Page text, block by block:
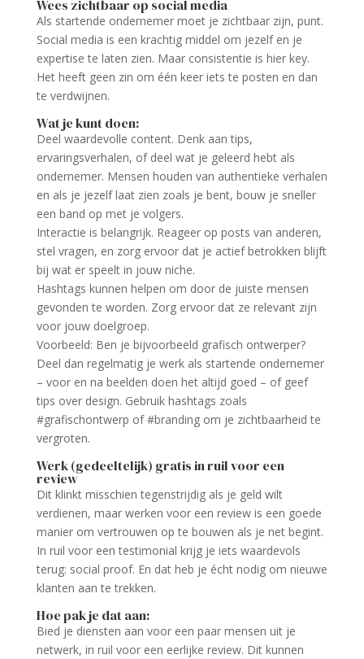
Wees zichtbaar op social media
Als startende ondernemer moet je zichtbaar zijn, punt.
Social media is een krachtig middel om jezelf en je
expertise te laten zien. Maar consistentie is hier key.
Het heeft geen zin om één keer iets te posten en dan
te verdwijnen.
Wat je kunt doen:
Deel waardevolle content. Denk aan tips,
ervaringsverhalen, of deel wat je geleerd hebt als
ondernemer. Mensen houden van authentieke verhalen
en als je jezelf laat zien zoals je bent, bouw je sneller
een band op met je volgers.
Interactie is belangrijk. Reageer op posts van anderen,
stel vragen, en zorg ervoor dat je actief betrokken blijft
bij wat er speelt in jouw niche.
Hashtags kunnen helpen om door de juiste mensen
gevonden te worden. Zorg ervoor dat ze relevant zijn
voor jouw doelgroep.
Voorbeeld: Ben je bijvoorbeeld grafisch ontwerper?
Deel dan regelmatig je werk als startende ondernemer
– voor en na beelden doen het altijd goed – of geef
tips over design. Gebruik hashtags zoals
#grafischontwerp of #branding om je zichtbaarheid te
vergroten.
Werk (gedeeltelijk) gratis in ruil voor een
review
Dit klinkt misschien tegenstrijdig als je geld wilt
verdienen, maar werken voor een review is een goede
manier om vertrouwen op te bouwen als je net begint.
In ruil voor een testimonial krijg je iets waardevols
terug: social proof. En dat heb je écht nodig om nieuwe
klanten aan te trekken.
Hoe pak je dat aan:
Bied je diensten aan voor een paar mensen uit je
netwerk, in ruil voor een eerlijke review. Dit kunnen